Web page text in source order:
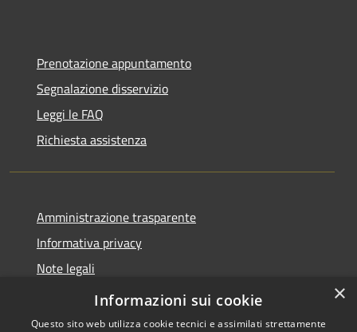
Prenotazione appuntamento
Segnalazione disservizio
Leggi le FAQ
Richiesta assistenza
Amministrazione trasparente
Informativa privacy
Note legali
Dichiarazione di accessibilità 2025
×
Informazioni sui cookie
Questo sito web utilizza cookie tecnici e assimilati strettamente